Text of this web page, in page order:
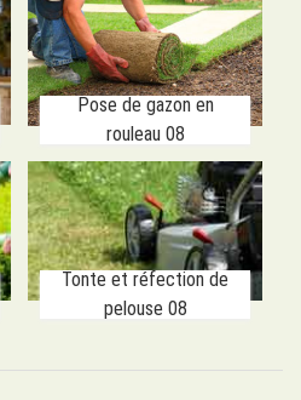
Pose de gazon en
rouleau 08
Tonte et réfection de
pelouse 08